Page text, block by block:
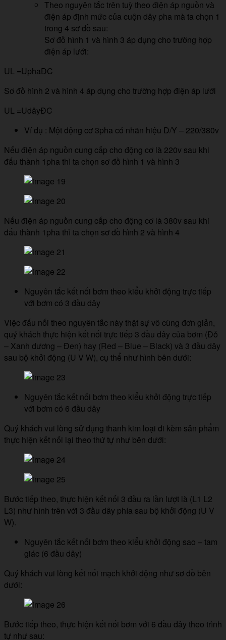
Theo nguyên tắc trên tuỳ theo điện áp nguồn và
điện áp định mức của cuộn dây pha mà ta chọn 1
trong 4 sơ đồ sau:
Sơ đồ hình 1 và hình 3 áp dụng cho trường hợp
điện áp lưới:
UL =UphaĐC
Sơ đồ hình 2 và hình 4 áp dụng cho trường hợp điện áp lưới
UL =UdâyĐC
Ví dụ : Một động cơ 3pha có nhãn hiệu D/Y – 220/380v
Nếu điện áp nguồn cung cấp cho động cơ là 220v sau khi
đấu thành 1pha thì ta chọn sơ đồ hình 1 và hình 3
Nếu điện áp nguồn cung cấp cho động cơ là 380v sau khi
đấu thành 1pha thì ta chọn sơ đồ hình 2 và hình 4
Nguyên tắc kết nối bơm theo kiểu khởi động trực tiếp
với bơm có 3 đầu dây
Việc đấu nối theo nguyên tắc này thật sự vô cùng đơn giản,
quý khách thực hiện kết nối trực tiếp 3 đầu dây của bơm (Đỏ
– Xanh dương – Đen) hay (Red – Blue – Black) và 3 đầu dây
sau bộ khởi động (U V W), cụ thể như hình bên dưới:
Nguyên tắc kết nối bơm theo kiểu khởi động trực tiếp
với bơm có 6 đầu dây
Quý khách vui lòng sử dụng thanh kim loại đi kèm sản phẩm
thực hiện kết nối lại theo thứ tự như bên dưới:
Bước tiếp theo, thực hiện kết nối 3 đầu ra lần lượt là (L1 L2
L3) như hình trên với 3 đầu dây phía sau bộ khởi động (U V
W).
Nguyên tắc kết nối bơm theo kiểu khởi động sao – tam
giác (6 đầu dây)
Quý khách vui lòng kết nối mạch khởi động như sơ đồ bên
dưới:
Bước tiếp theo, thực hiện kết nối bơm với 6 đầu dây theo trình
tự như sau: